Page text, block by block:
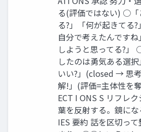
る(評価ではない) ○「
る?」「何が起きてる
自分で考えたんです
しようと思ってる?
したのは勇気ある選
いい?」(closed → 思
解!」(評価=主体性を
ECT I ONS S リフレ
葉を反射する。鏡にな
IES 要約 話を区切っ